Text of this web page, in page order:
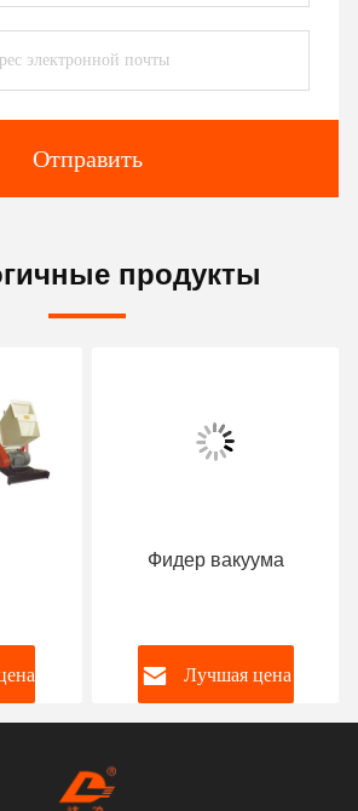
Отправить
продукты
Фидер вакуума
Лучшая цена